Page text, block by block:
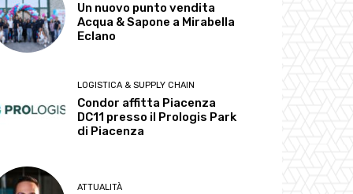
Un nuovo punto vendita
Acqua & Sapone a Mirabella
Eclano
LOGISTICA & SUPPLY CHAIN
Condor affitta Piacenza
DC11 presso il Prologis Park
di Piacenza
ATTUALITÀ